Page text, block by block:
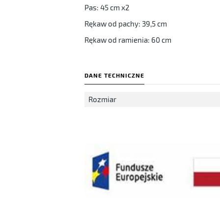
Pas: 45 cm x2
Rękaw od pachy: 39,5 cm
Rękaw od ramienia: 60 cm
DANE TECHNICZNE
Rozmiar